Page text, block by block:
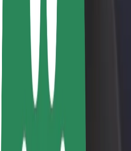
À propos de Bolt
La durabilité chez Bolt
Project Zero
Blog
Actualités
Lignes directrices de marque
Notre mission
Équipe de direction